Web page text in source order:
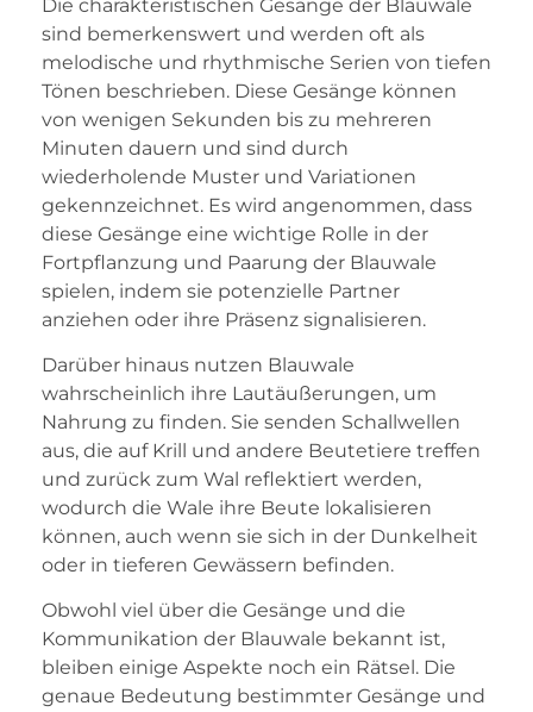
Die charakteristischen Gesänge der Blauwale
sind bemerkenswert und werden oft als
melodische und rhythmische Serien von tiefen
Tönen beschrieben. Diese Gesänge können
von wenigen Sekunden bis zu mehreren
Minuten dauern und sind durch
wiederholende Muster und Variationen
gekennzeichnet. Es wird angenommen, dass
diese Gesänge eine wichtige Rolle in der
Fortpflanzung und Paarung der Blauwale
spielen, indem sie potenzielle Partner
anziehen oder ihre Präsenz signalisieren.
Darüber hinaus nutzen Blauwale
wahrscheinlich ihre Lautäußerungen, um
Nahrung zu finden. Sie senden Schallwellen
aus, die auf Krill und andere Beutetiere treffen
und zurück zum Wal reflektiert werden,
wodurch die Wale ihre Beute lokalisieren
können, auch wenn sie sich in der Dunkelheit
oder in tieferen Gewässern befinden.
Obwohl viel über die Gesänge und die
Kommunikation der Blauwale bekannt ist,
bleiben einige Aspekte noch ein Rätsel. Die
genaue Bedeutung bestimmter Gesänge und